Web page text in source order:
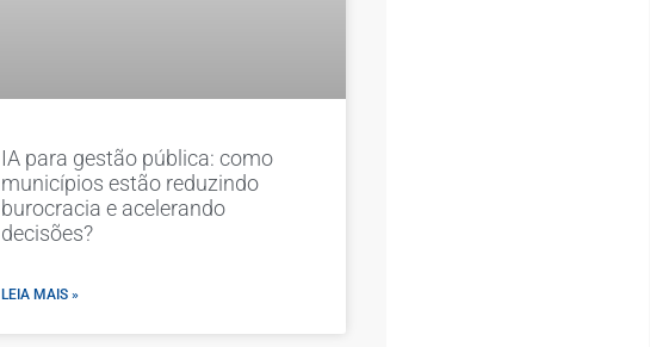
IA para gestão pública: como
municípios estão reduzindo
burocracia e acelerando
decisões?
LEIA MAIS »